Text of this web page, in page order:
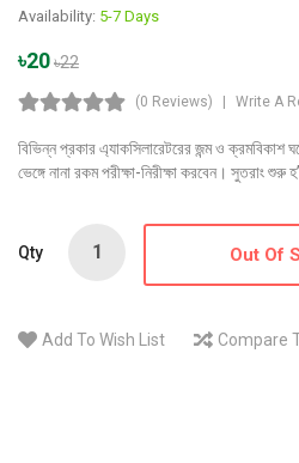
Availability: 5-7 Days
৳20৳22
(0 Reviews) Write A
বিভিন্ন প্রকার এ্যাকসিলারেটরের জন্ম ও ক্রমবিকাশ
ভেঙ্গে নানা রকম পরীক্ষা-নিরীক্ষা করবেন। সুতরাং শুরু
Qty Out Of
Add To Wish List Compare